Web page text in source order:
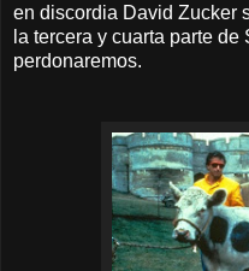
en discordia David Zucker
la tercera y cuarta parte
perdonaremos.